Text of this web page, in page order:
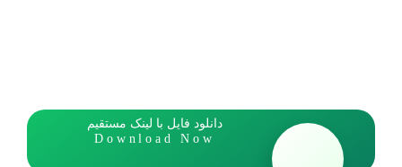
دانلود فایل با لینک مستقیم
Download Now